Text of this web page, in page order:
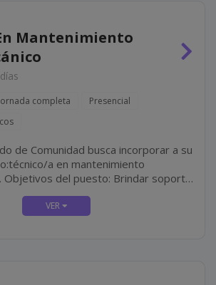
Mantenimiento
completa
Presencial
de Comunidad busca incorporar a su
a en mantenimiento
los sectores del hospital mediante
preventivo, correctivo y